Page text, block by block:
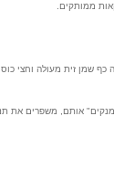
ממותקים.
כף שמן זית מעולה וחצי
אותם, משפרים את